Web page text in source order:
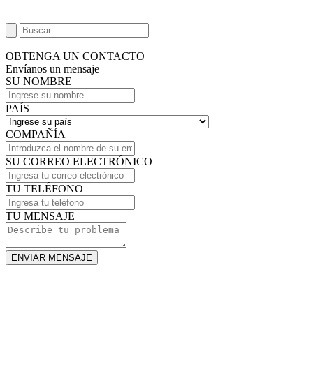
OBTENGA UN CONTACTO
Envíanos un mensaje
SU NOMBRE
PAÍS
COMPAÑÍA
SU CORREO ELECTRÓNICO
TU TELÉFONO
TU MENSAJE
ENVIAR MENSAJE